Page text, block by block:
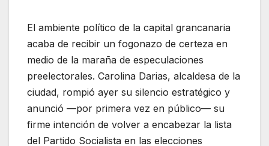
El ambiente político de la capital grancanaria
acaba de recibir un fogonazo de certeza en
medio de la maraña de especulaciones
preelectorales. Carolina Darias, alcaldesa de la
ciudad, rompió ayer su silencio estratégico y
anunció —por primera vez en público— su
firme intención de volver a encabezar la lista
del Partido Socialista en las elecciones